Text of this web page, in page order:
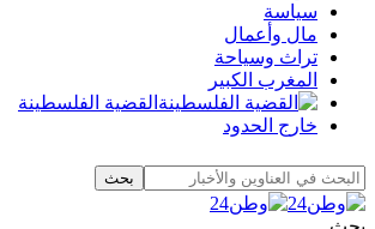
سياسة
مال وأعمال
تراث وسياحة
المغرب الكبير
القضية الفلسطينة
خارج الحدود